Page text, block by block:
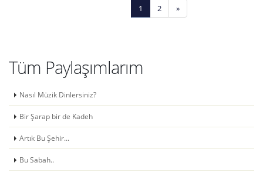
1 2 »
Tüm Paylaşımlarım
Nasıl Müzik Dinlersiniz?
Bir Şarap bir de Kadeh
Artık Bu Şehir...
Bu Sabah..